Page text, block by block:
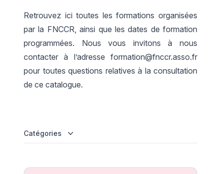
Retrouvez ici toutes les formations organisées
par la FNCCR, ainsi que les dates de formation
programmées. Nous vous invitons à nous
contacter à l’adresse formation@fnccr.asso.fr
pour toutes questions relatives à la consultation
de ce catalogue.
Catégories